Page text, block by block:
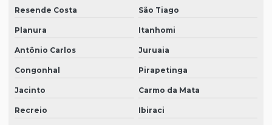
Resende Costa São Tiago
Planura Itanhomi
Antônio Carlos Juruaia
Congonhal Pirapetinga
Jacinto Carmo da Mata
Recreio Ibiraci